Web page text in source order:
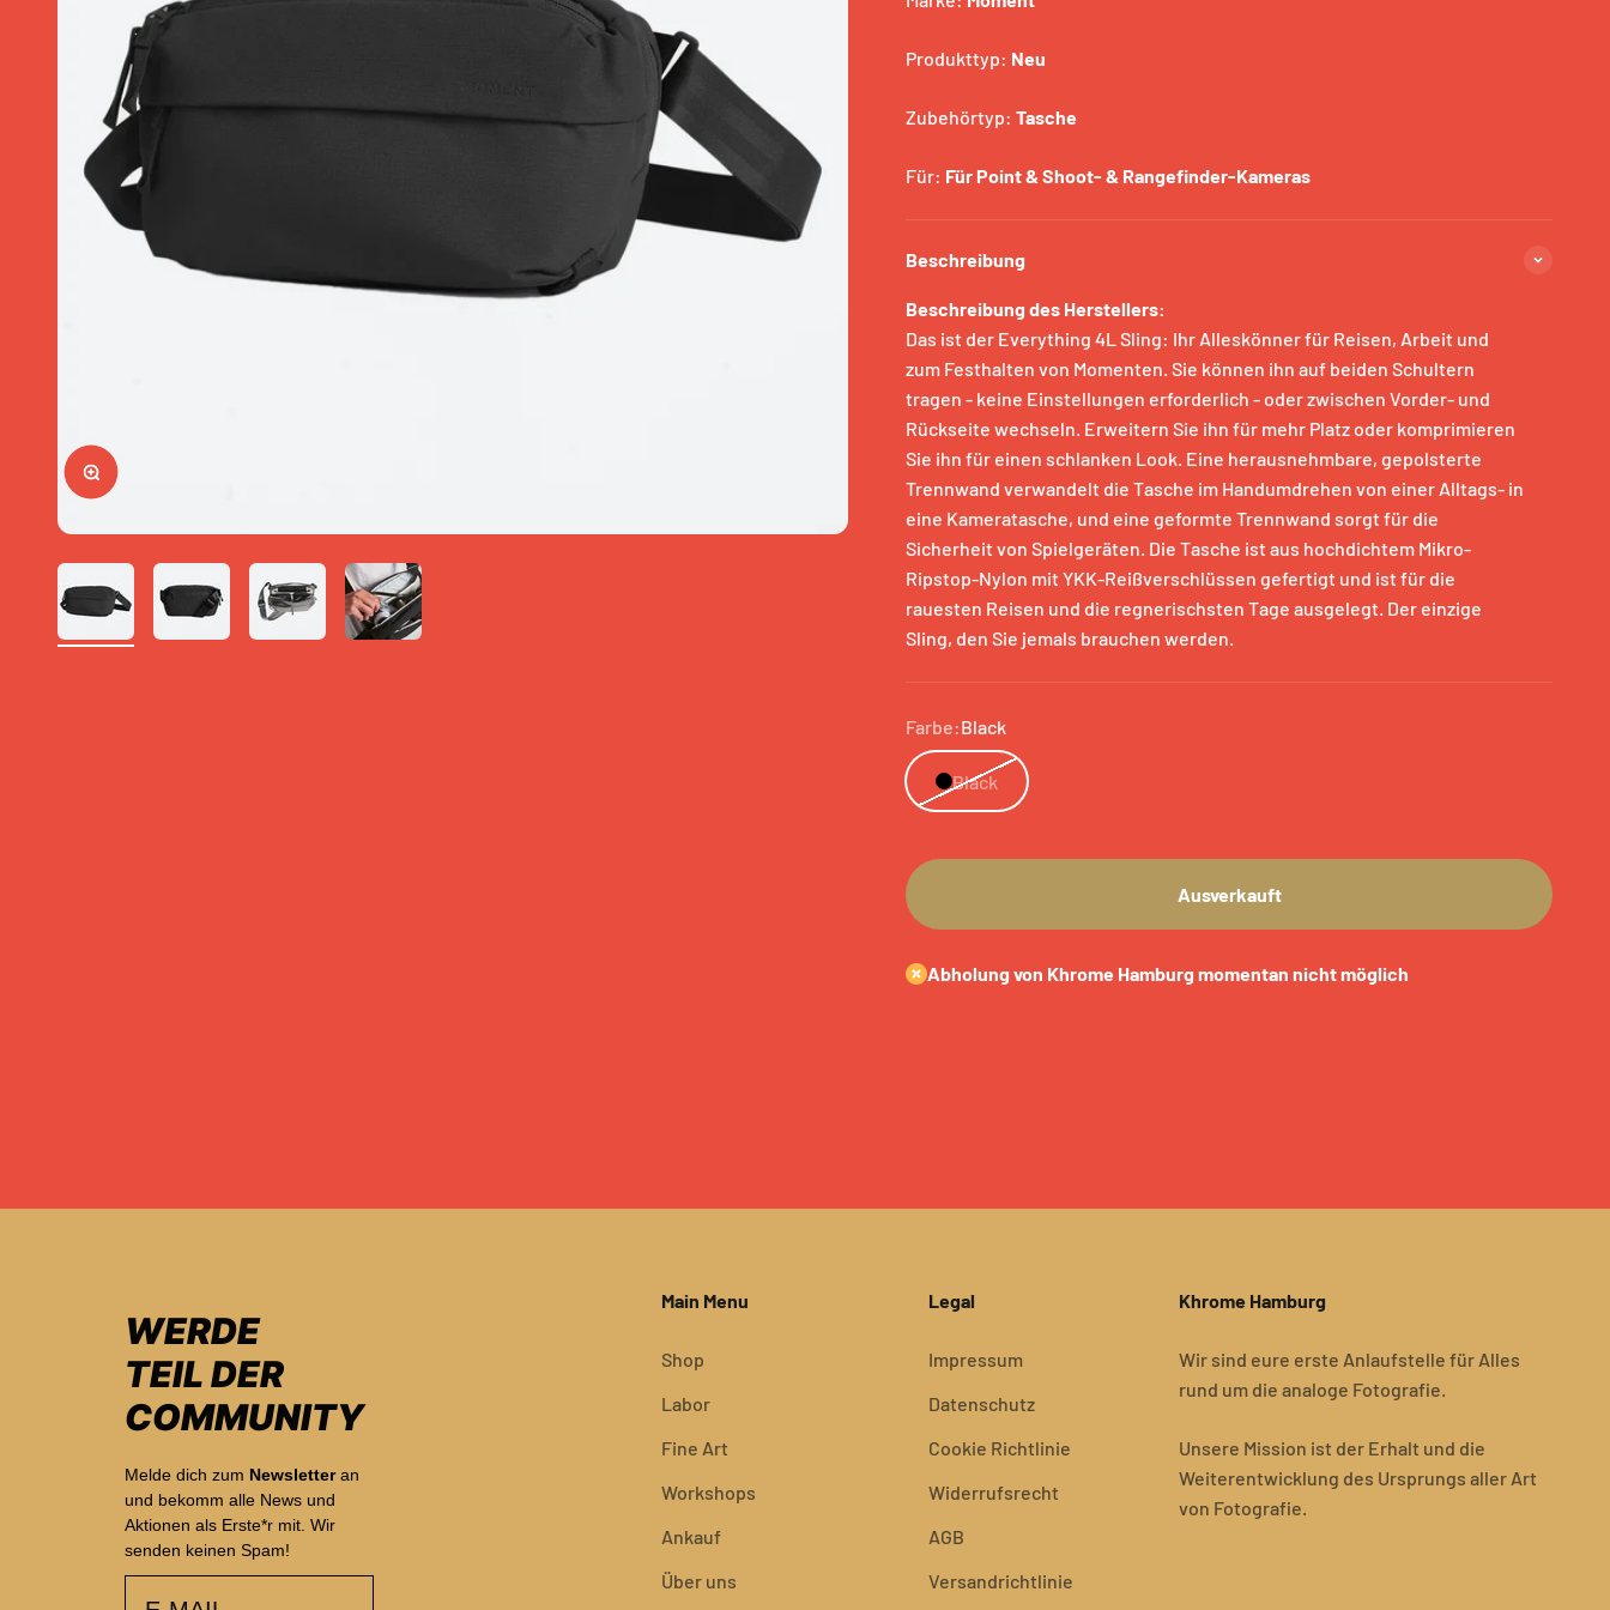
Merch
Art Meets Education
Bild vergrößern
Produkttyp: Neu
Zubehörtyp: Tasche
Für: Für Point & Shoot- & Rangefinder-Kameras
Beschreibung
Beschreibung des Herstellers:
Das ist der Everything 4L Sling: Ihr Alleskönner für Reisen, Arbeit und
zum Festhalten von Momenten. Sie können ihn auf beiden Schultern
tragen - keine Einstellungen erforderlich - oder zwischen Vorder- und
Rückseite wechseln. Erweitern Sie ihn für mehr Platz oder komprimieren
Sie ihn für einen schlanken Look. Eine herausnehmbare, gepolsterte
Trennwand verwandelt die Tasche im Handumdrehen von einer Alltags- in
eine Kameratasche, und eine geformte Trennwand sorgt für die
Sicherheit von Spielgeräten. Die Tasche ist aus hochdichtem Mikro-
Ripstop-Nylon mit YKK-Reißverschlüssen gefertigt und ist für die
rauesten Reisen und die regnerischsten Tage ausgelegt. Der einzige
Sling, den Sie jemals brauchen werden.
Farbe:Black
Black
Ausverkauft
Abholung von Khrome Hamburg momentan nicht möglich
WERDE
TEIL DER
COMMUNITY
Melde dich zum Newsletteran
und bekomm alle News und
Aktionen als Erste*r mit. Wir
senden keinen Spam!
Main Menu
Shop
Labor
Fine Art
Workshops
Ankauf
Über uns
Legal
Impressum
Datenschutz
Cookie Richtlinie
Widerrufsrecht
AGB
Versandrichtlinie
Khrome Hamburg
Wir sind eure erste Anlaufstelle für Alles
rund um die analoge Fotografie.
Unsere Mission ist der Erhalt und die
Weiterentwicklung des Ursprungs aller Art
von Fotografie.